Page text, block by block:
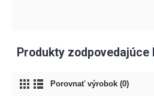
Produkty
Porovnať výrobok (0)